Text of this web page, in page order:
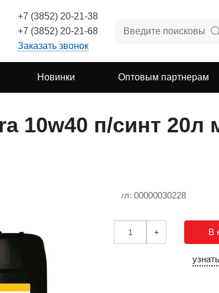
+7 (3852) 20-21-38
+7 (3852) 20-21-68
Заказать звонок
Новинки Оптовым партнерам
10w40 п/синт 20л
Артикул: 00000030228
+ В